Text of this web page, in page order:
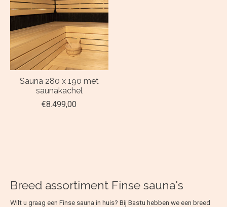
Sauna 280 x 190 met
saunakachel
€8.499,00
Breed assortiment Finse sauna's
Wilt u graag een Finse sauna in huis? Bij Bastu hebben we een breed